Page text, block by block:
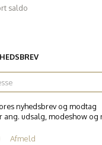
saldo
nyhedsbrev og modtag
udsalg, modeshow og
Afmeld